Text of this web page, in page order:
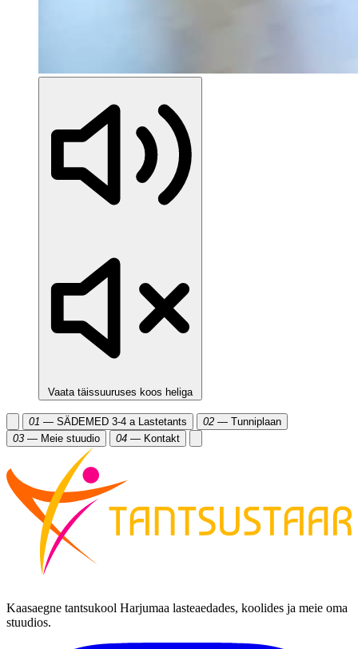
Vaata täissuuruses koos heliga
01 — SÄDEMED 3-4 a Lastetants 02 — Tunniplaan
03 — Meie stuudio 04 — Kontakt
Kaasaegne tantsukool Harjumaa lasteaedades, koolides ja meie oma
stuudios.